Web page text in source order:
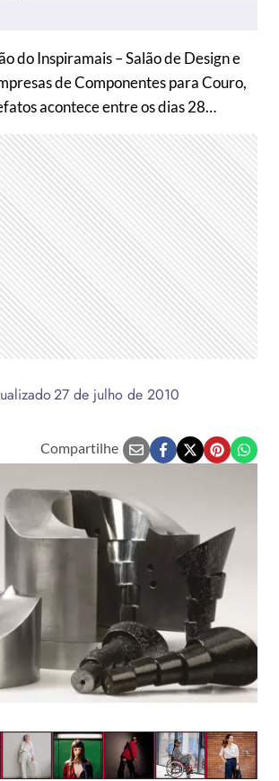
do Inspiramais – Salão de Design e
de Componentes para Couro,
acontece entre os dias 28…
27 de julho de 2010
Compartilhe